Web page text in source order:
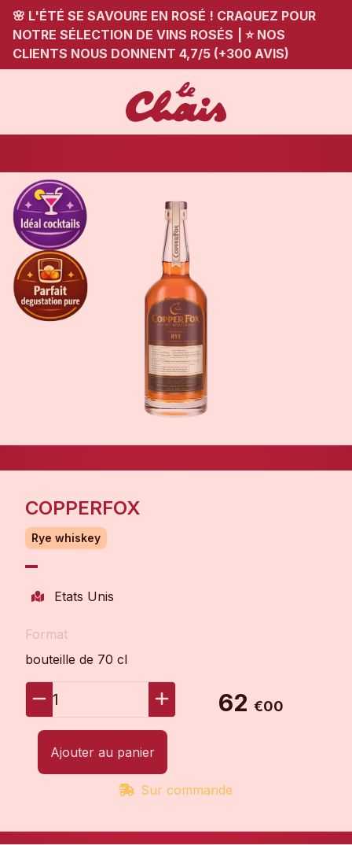
🌸 L'ÉTÉ SE SAVOURE EN ROSÉ ! CRAQUEZ POUR
NOTRE SÉLECTION DE VINS ROSÉS
⭐ NOS
CLIENTS NOUS DONNENT 4,7/5 (+300 AVIS)
COPPERFOX
Rye whiskey
Etats Unis
Format
bouteille de 70 cl
1 62€00
Ajouter au panier
Sur commande